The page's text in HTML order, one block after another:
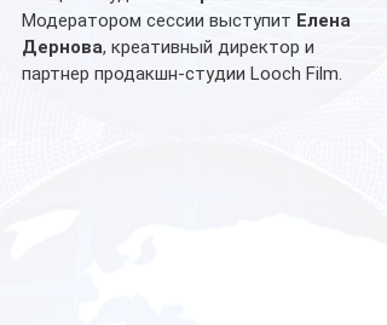
Модератором сессии выступит Елена
Дернова, креативный директор и
партнер продакшн-студии Looch Film.